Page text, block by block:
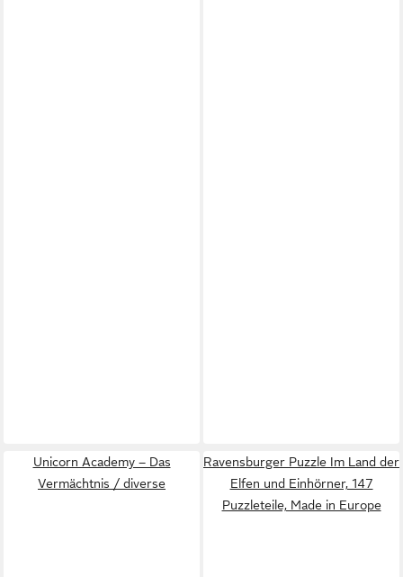
Unicorn Academy – Das
Vermächtnis / diverse
Ravensburger Puzzle Im Land der
Elfen und Einhörner, 147
Puzzleteile, Made in Europe